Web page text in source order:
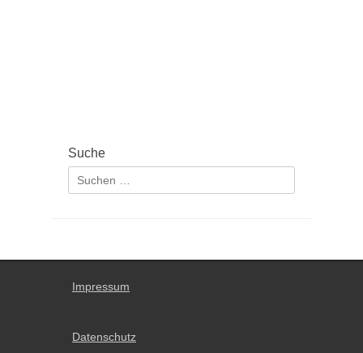
Suche
Suchen
nach:
Impressum
Datenschutz